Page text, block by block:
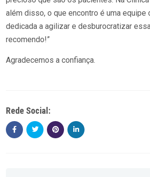
além disso, o que encontro é uma equipe
dedicada a agilizar e desburocratizar
recomendo!”
Agradecemos a confiança.
Rede Social: